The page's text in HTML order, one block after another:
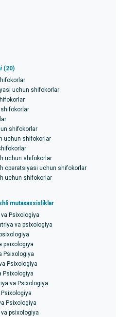
(20)
uchun shifokorlar
shifokorlar
uchun shifokorlar
uchun shifokorlar
operatsiyasi uchun shifokorlar
uchun shifokorlar
mutaxassisliklar
Psixologiya
va psixologiya
psixologiya
Psixologiya
Psixologiya
Psixologiya
va Psixologiya
Psixologiya
psixologiya